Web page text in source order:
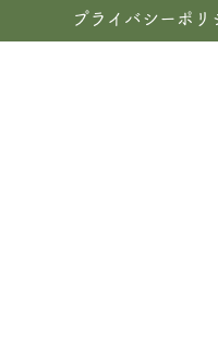
プライバシーポリ